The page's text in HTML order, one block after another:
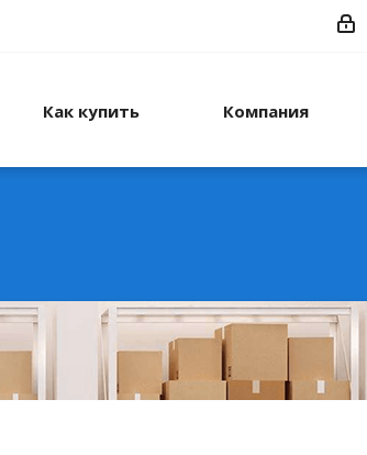
Как купить Компания